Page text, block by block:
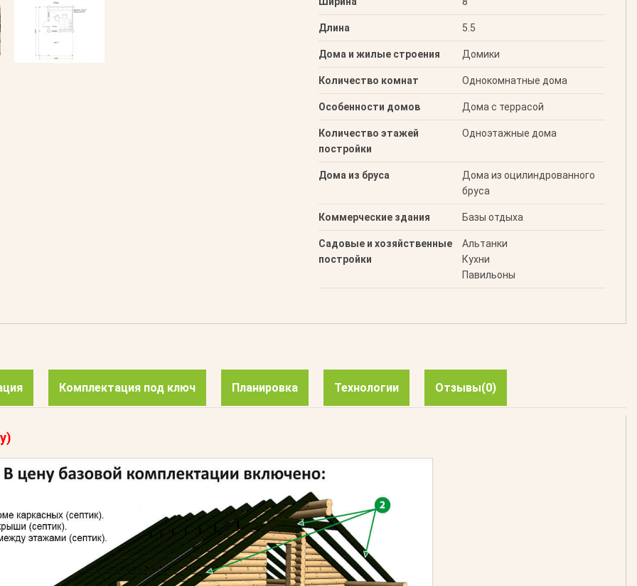
Длина 5.5
Дома и жилые строения Домики
Количество комнат Однокомнатные дома
Особенности домов Дома с террасой
Количество этажей
постройки
Одноэтажные дома
Дома из бруса
Дома из оцилиндрованного
бруса
Коммерческие здания Базы отдыха
Садовые и хозяйственные
постройки
Альтанки
Кухни
Павильоны
Комплектация под ключ Планировка Технологии Отзывы(0)